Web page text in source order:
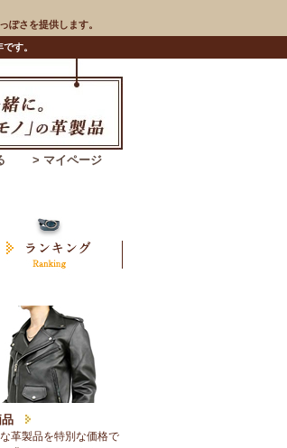
ぽさを提供します。
す。
> マイページ
品
革製品を特別な価格で